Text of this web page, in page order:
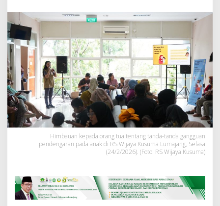
g
a
S
e
p
e
l
e
"
H
A
H
?
"
p
A
n
a
Himbauan kepada orang tua tentang tanda-tanda gangguan
pendengaran pada anak di RS Wijaya Kusuma Lumajang, Selasa
(24/2/2026). (Foto: RS Wijaya Kusuma)